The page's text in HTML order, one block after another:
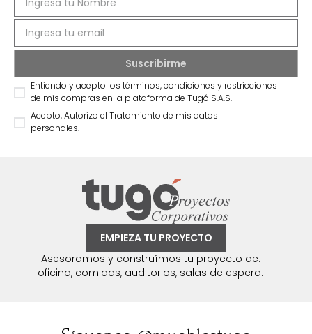
Entiendo y acepto los términos, condiciones y restricciones
de mis compras en la plataforma de Tugó S.A.S.
Acepto, Autorizo el Tratamiento de mis datos
personales.
EMPIEZA TU PROYECTO
Asesoramos y construímos tu proyecto de:
oficina, comidas, auditorios, salas de espera.